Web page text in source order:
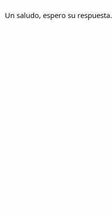
Un saludo, espero su respuesta.